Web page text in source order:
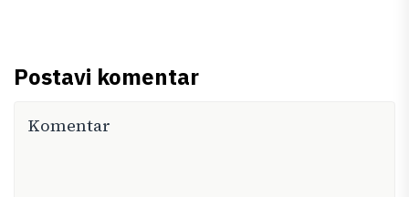
Postavi komentar